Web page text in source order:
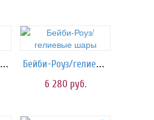
Бейби-Блю/гелиевые шары Бейби-Роуз/гелиевые шары
6 280 руб.